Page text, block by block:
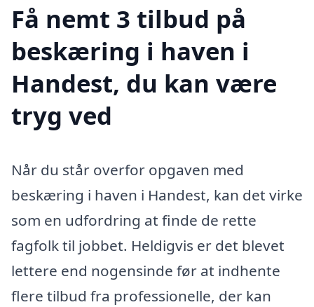
Få nemt 3 tilbud på
beskæring i haven i
Handest, du kan være
tryg ved
Når du står overfor opgaven med
beskæring i haven i Handest, kan det virke
som en udfordring at finde de rette
fagfolk til jobbet. Heldigvis er det blevet
lettere end nogensinde før at indhente
flere tilbud fra professionelle, der kan